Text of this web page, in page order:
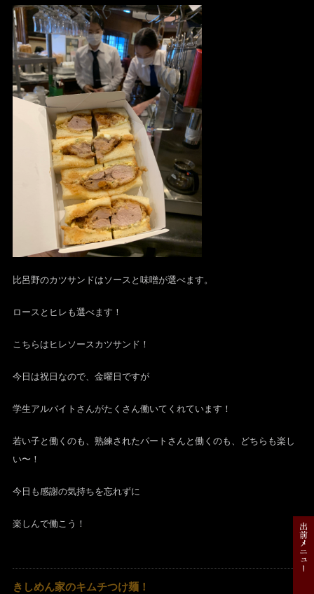
比呂野のカツサンドはソースと味噌が選べます。
ロースとヒレも選べます！
こちらはヒレソースカツサンド！
今日は祝日なので、金曜日ですが
学生アルバイトさんがたくさん働いてくれています！
若い子と働くのも、熟練されたパートさんと働くのも、どちらも楽し
い〜！
今日も感謝の気持ちを忘れずに
楽しんで働こう！
きしめん家のキムチつけ麺！